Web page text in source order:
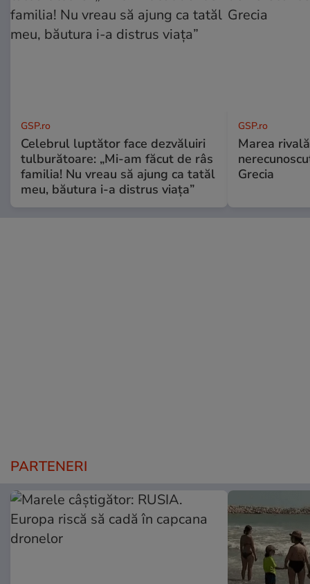
GSP.ro
Celebrul luptător face dezvăluiri
tulburătoare: „Mi-am făcut de râs
familia! Nu vreau să ajung ca tatăl
meu, băutura i-a distrus viața”
GSP.ro
Marea
Grecia
PARTENERI